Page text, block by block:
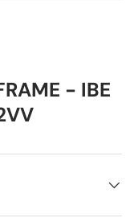
Pinterest
- IBE